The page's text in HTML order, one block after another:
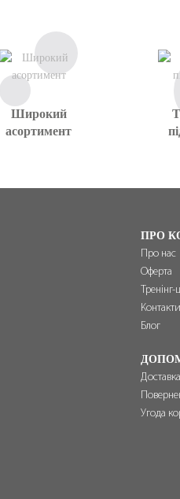
Широкий
асортимент
ПРО
Про нас
Оферта
Тренінг-
Контакти
Блог
Угода